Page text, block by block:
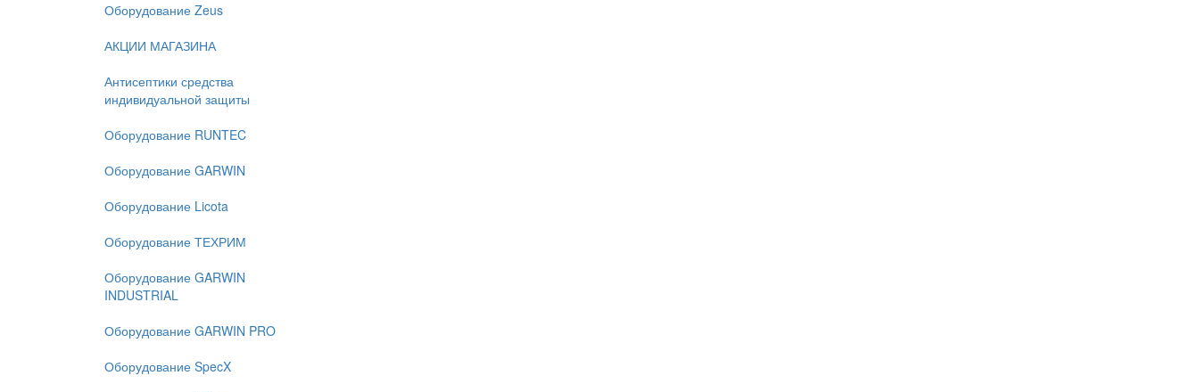
Оборудование Zeus
АКЦИИ МАГАЗИНА
Антисептики средства
индивидуальной защиты
Оборудование RUNTEC
Оборудование GARWIN
Оборудование Licota
Оборудование ТЕХРИМ
Оборудование GARWIN
INDUSTRIAL
Оборудование GARWIN PRO
Оборудование SpecX